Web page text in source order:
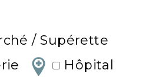
/ Supérette
Hôpital